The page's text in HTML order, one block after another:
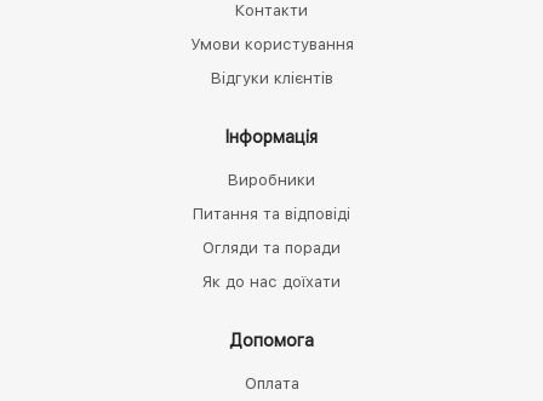
Контакти
Умови користування
Відгуки клієнтів
Інформація
Виробники
Питання та відповіді
Огляди та поради
Як до нас доїхати
Допомога
Оплата